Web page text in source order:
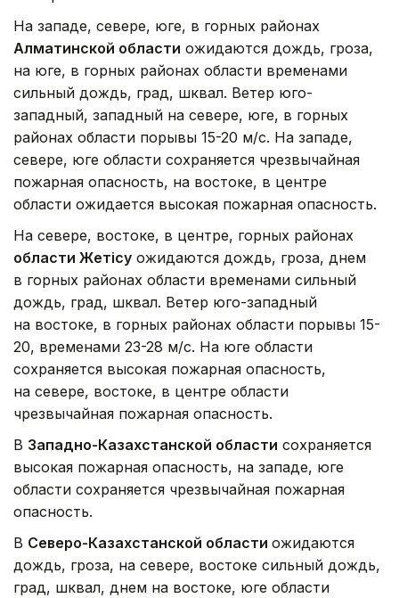
На западе, севере, юге, в горных районах
Алматинской области ожидаются дождь, гроза,
на юге, в горных районах области временами
сильный дождь, град, шквал. Ветер юго-
западный, западный на севере, юге, в горных
районах области порывы 15-20 м/с. На западе,
севере, юге области сохраняется чрезвычайная
пожарная опасность, на востоке, в центре
области ожидается высокая пожарная опасность.
На севере, востоке, в центре, горных районах
области Жетісу ожидаются дождь, гроза, днем
в горных районах области временами сильный
дождь, град, шквал. Ветер юго-западный
на востоке, в горных районах области порывы 15-
20, временами 23-28 м/с. На юге области
сохраняется высокая пожарная опасность,
на севере, востоке, в центре области
чрезвычайная пожарная опасность.
В Западно-Казахстанской области сохраняется
высокая пожарная опасность, на западе, юге
области сохраняется чрезвычайная пожарная
опасность.
В Северо-Казахстанской области ожидаются
дождь, гроза, на севере, востоке сильный дождь,
град, шквал, днем на востоке, юге области